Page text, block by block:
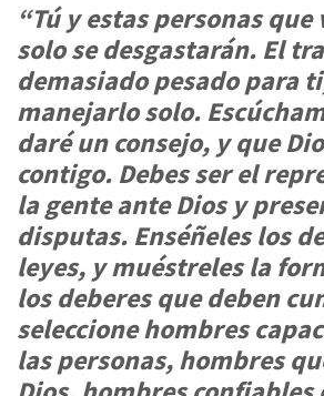
“Tú y estas personas
solo se desgastarán. El
demasiado pesado para
manejarlo solo.
daré un consejo, y que
contigo. Debes ser el
la gente ante Dios y
disputas. Enséñeles los
leyes, y muéstreles la
los deberes que deben
seleccione hombres
las personas, hombres